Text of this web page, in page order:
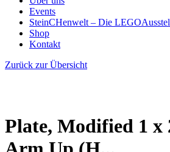
Events
SteinCHenwelt – Die
Shop
Kontakt
Zurück zur Übersicht
Plate, Modified 1 x